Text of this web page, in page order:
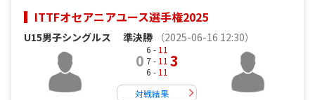
ITTFオセアニアユース選手権2025
U15男子シングルス 準決勝 （2025-06-16 12:30）
0
6 - 11
7 - 11
6 - 11
3
対戦結果